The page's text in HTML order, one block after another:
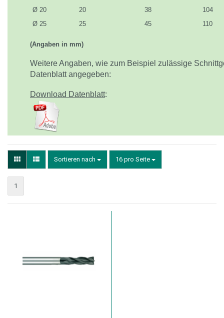
Ø 20
20 38
104
Ø 25
25 45 110
(Angaben in mm)
Weitere Angaben, wie zum Beispiel zulässige
Datenblatt angegeben:
Download Datenblatt:
Sortieren nach 16 pro Seite
1